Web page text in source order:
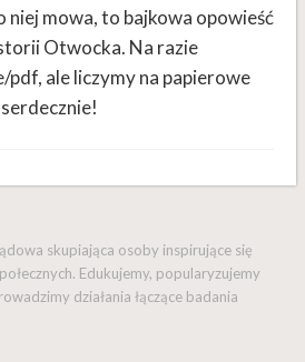
niej mowa, to bajkowa opowieść
Otwocka. Na razie
ale liczymy na papierowe
skupiająca osoby inspirujące się
Edukujemy, popularyzujemy
działania łączące badania